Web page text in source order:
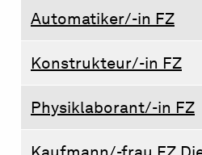
Automatiker/-in FZ
Konstrukteur/-in FZ
Physiklaborant/-in FZ